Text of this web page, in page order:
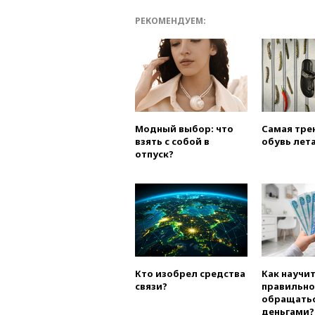
РЕКОМЕНДУЕМ:
Модный выбор: что
взять с собой в
отпуск?
Самая
обувь
Кто изобрел средства
связи?
Как
правильно
деньгами?